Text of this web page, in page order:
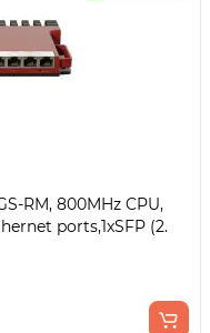
RM, 800MHz CPU,
ports,1xSFP (2.